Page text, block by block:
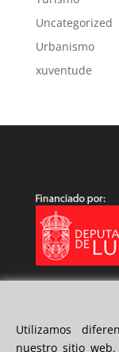
Uncategorized
Urbanismo
xuventude
Utilizamos
nuestro sitio